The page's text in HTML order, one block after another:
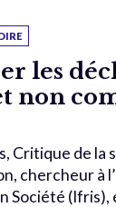
les
non
Critique de la
chercheur à
Société (Ifris),